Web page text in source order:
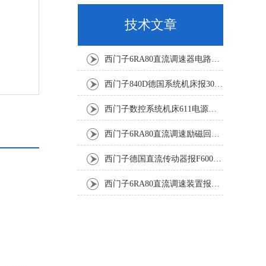
技术文章
西门子6RA80直流调速器电路板坏销售修理单位
西门子840D德国系统机床报300501修复解决
西门子数控系统机床611电源模块灯不显示修复解决
西门子6RA80直流调速励磁回路坏报F60005修复排除
西门子德国直流传动器报F60067高温报警修复排除方法
西门子6RA80直流调速装置报F60035修复排除方法